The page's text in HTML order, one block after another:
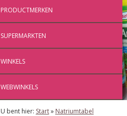
PRODUCTMERKEN
SUPERMARKTEN
WINKELS
WEBWINKELS
U bent hier: Start» Natriumtabel